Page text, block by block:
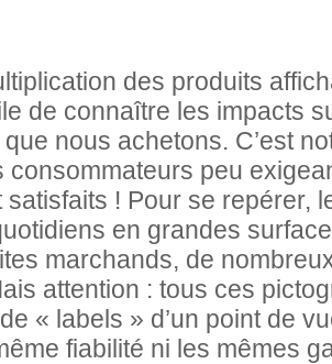
des produits
de connaître les impacts
nous achetons. C’est
consommateurs peu
satisfaits ! Pour se repérer,
en grandes
marchands, de
attention : tous ces
« labels » d’un point de
fiabilité ni les mêmes